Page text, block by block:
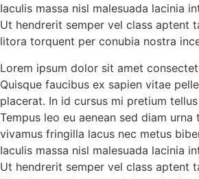
Iaculis massa nisl malesuada lacinia
Ut hendrerit semper vel class aptent
litora torquent per conubia nostra
Lorem ipsum dolor sit amet
Quisque faucibus ex sapien vitae
placerat. In id cursus mi pretium
Tempus leo eu aenean sed diam urna
vivamus fringilla lacus nec metus
Iaculis massa nisl malesuada lacinia
Ut hendrerit semper vel class aptent